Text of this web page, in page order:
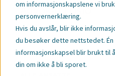
om informasjonskapslene vi
personvernerklæring.
Hvis du avslår, blir ikke
du besøker dette nettstedet.
informasjonskapsel blir brukt til
din om ikke å bli sporet.
Advokat | Oslo